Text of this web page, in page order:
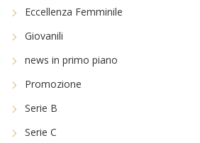
Eccellenza Femminile
Giovanili
news in primo piano
Promozione
Serie B
Serie C